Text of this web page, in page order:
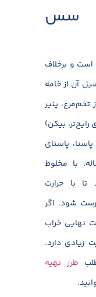
سس
است و برخلاف
آن از خامه
پنیر
بیکن)
پاستای
با مخلوط
با حرارت
شود. اگر
نهایی خراب
زیادی دارد.
طرز تهیه